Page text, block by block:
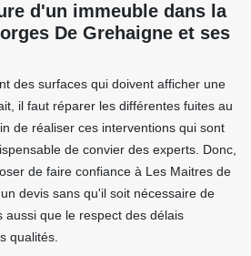
d'un immeuble dans la
De Grehaigne et ses
des surfaces qui doivent afficher une
il faut réparer les différentes fuites au
de réaliser ces interventions qui sont
de convier des experts. Donc,
de faire confiance à Les Maitres de
devis sans qu'il soit nécessaire de
aussi que le respect des délais
qualités.